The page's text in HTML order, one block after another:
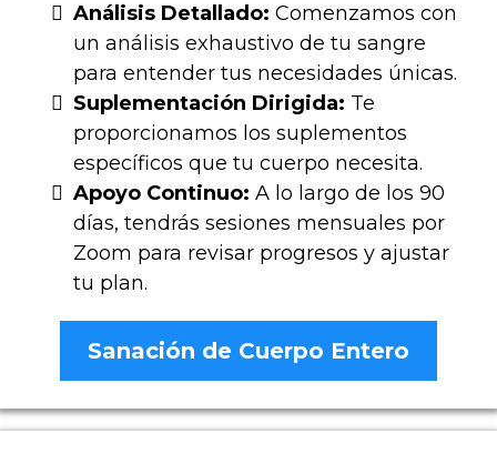
Análisis Detallado: Comenzamos con
un análisis exhaustivo de tu sangre
para entender tus necesidades únicas.
Suplementación Dirigida: Te
proporcionamos los suplementos
específicos que tu cuerpo necesita.
Apoyo Continuo: A lo largo de los 90
días, tendrás sesiones mensuales por
Zoom para revisar progresos y ajustar
tu plan.
Sanación de Cuerpo Entero